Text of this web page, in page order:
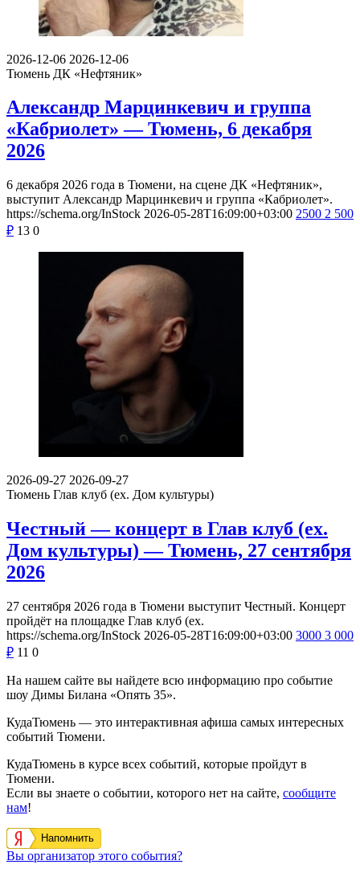
2026-12-06 2026-12-06
Тюмень ДК «Нефтяник»
Александр Марцинкевич и группа
«Кабриолет» — Тюмень, 6 декабря
2026
6 декабря 2026 года в Тюмени, на сцене ДК «Нефтяник»,
выступит Александр Марцинкевич и группа «Кабриолет».
https://schema.org/InStock 2026-05-28T16:09:00+03:00 2500 2 500
₽ 13 0
2026-09-27 2026-09-27
Тюмень Глав клуб (ex. Дом культуры)
Честный — концерт в Глав клуб (ex.
Дом культуры) — Тюмень, 27 сентября
2026
27 сентября 2026 года в Тюмени выступит Честный. Концерт
пройдёт на площадке Глав клуб (ex.
https://schema.org/InStock 2026-05-28T16:09:00+03:00 3000 3 000
₽ 11 0
На нашем сайте вы найдете всю информацию про событие
шоу Димы Билана «Опять 35».
КудаТюмень — это интерактивная афиша самых интересных
событий Тюмени.
КудаТюмень в курсе всех событий, которые пройдут в
Тюмени.
Если вы знаете о событии, которого нет на сайте, сообщите
нам!
Напомнить
Вы организатор этого события?